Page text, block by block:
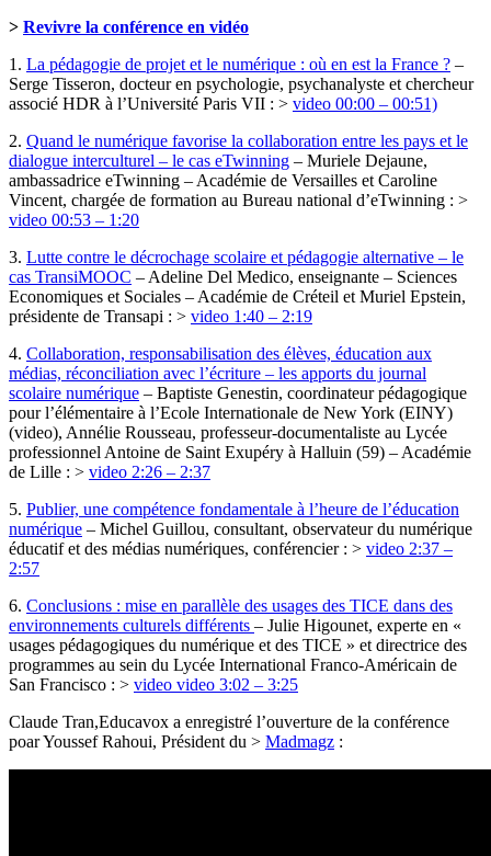
> Revivre la conférence en vidéo
1. La pédagogie de projet et le numérique : où en est la France ? –
Serge Tisseron, docteur en psychologie, psychanalyste et chercheur
associé HDR à l’Université Paris VII : > video 00:00 – 00:51)
2. Quand le numérique favorise la collaboration entre les pays et le
dialogue interculturel – le cas eTwinning – Muriele Dejaune,
ambassadrice eTwinning – Académie de Versailles et Caroline
Vincent, chargée de formation au Bureau national d’eTwinning : >
video 00:53 – 1:20
3. Lutte contre le décrochage scolaire et pédagogie alternative – le
cas TransiMOOC – Adeline Del Medico, enseignante – Sciences
Economiques et Sociales – Académie de Créteil et Muriel Epstein,
présidente de Transapi : > video 1:40 – 2:19
4. Collaboration, responsabilisation des élèves, éducation aux
médias, réconciliation avec l’écriture – les apports du journal
scolaire numérique – Baptiste Genestin, coordinateur pédagogique
pour l’élémentaire à l’Ecole Internationale de New York (EINY)
(video), Annélie Rousseau, professeur-documentaliste au Lycée
professionnel Antoine de Saint Exupéry à Halluin (59) – Académie
de Lille : > video 2:26 – 2:37
5. Publier, une compétence fondamentale à l’heure de l’éducation
numérique – Michel Guillou, consultant, observateur du numérique
éducatif et des médias numériques, conférencier : > video 2:37 –
2:57
6. Conclusions : mise en parallèle des usages des TICE dans des
environnements culturels différents – Julie Higounet, experte en «
usages pédagogiques du numérique et des TICE » et directrice des
programmes au sein du Lycée International Franco-Américain de
San Francisco : > video video 3:02 – 3:25
Claude Tran,Educavox a enregistré l’ouverture de la conférence
poar Youssef Rahoui, Président du > Madmagz :